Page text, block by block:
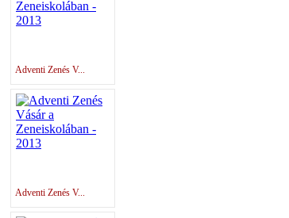
Adventi Zenés V...
Adventi Zenés V...